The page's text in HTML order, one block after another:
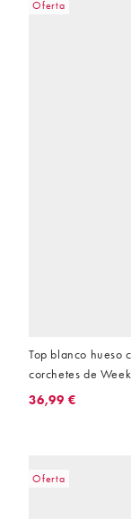
Oferta
Top blanco hueso
corchetes de
36,99 €
Oferta